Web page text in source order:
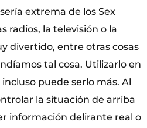
extrema de los Sex
radios, la televisión o la
divertido, entre otras cosas
tal cosa. Utilizarlo en
puede serlo más. Al
la situación de arriba
información delirante real o